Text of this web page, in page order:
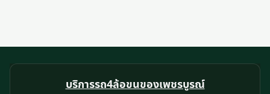
บริการรถ4ล้อขนของเพชรบูรณ์